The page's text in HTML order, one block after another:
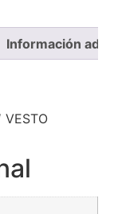
Información
VESTO